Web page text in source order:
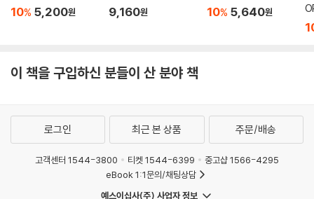
10% 5,200원 9,160원 10% 5,640원
이 책을 구입하신 분들이 산 분야 책
로그인 최근 본 상품 주문/배송
고객센터 1544-3800 티켓 1544-6399
중고샵 1566-4295
eBook 1:1문의/채팅상담
예스이십사(주) 사업자 정보